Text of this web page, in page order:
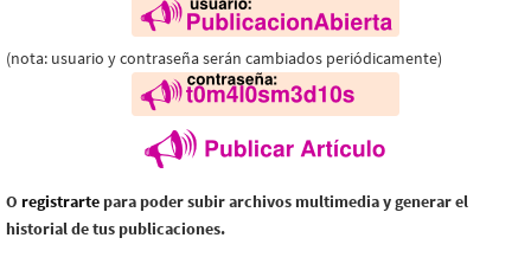
(nota: usuario y contraseña serán cambiados periódicamente)
O registrarte para poder subir archivos multimedia y generar el
historial de tus publicaciones.